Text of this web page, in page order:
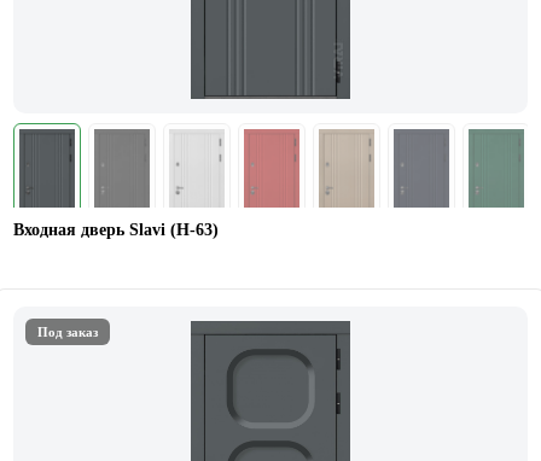
Входная дверь Slavi (Н-63)
Под заказ